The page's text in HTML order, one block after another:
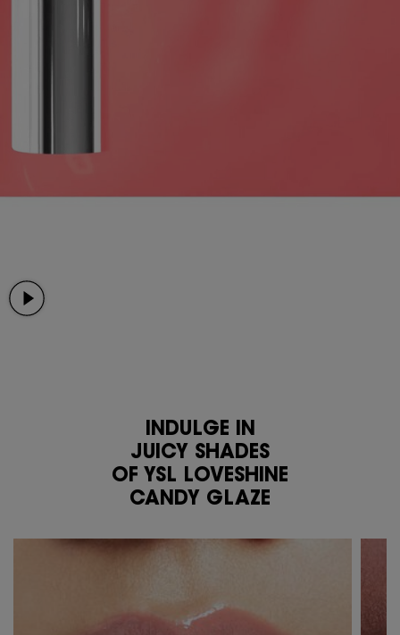
INDULGE IN
JUICY SHADES
OF YSL LOVESHINE
CANDY GLAZE